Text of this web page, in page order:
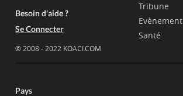
Besoin d'aide ?
Se Connecter
© 2008 - 2022 KOACI.COM
Tribune
Evènement
Santé
Pays